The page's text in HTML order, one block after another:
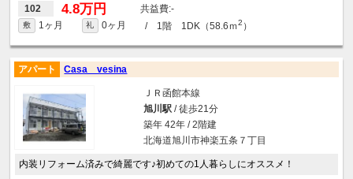
102 4.8万円 -
敷 1ヶ月 礼 0ヶ月 / 1階 1DK（58.6ｍ2 ）
アパート Casa vesina
ＪＲ函館本線
旭川駅/ 徒歩21分
築年 42年 / 2階建
北海道旭川市神楽五条７丁目
内装リフォーム済みで綺麗です♪初めての1人暮らしにオススメ！